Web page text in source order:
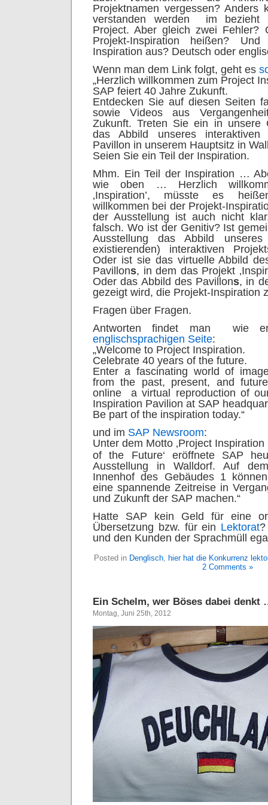
Projektnamen vergessen? Anders
verstanden werden
im
Project. Aber gleich zwei
Projekt-Inspiration heißen?
Inspiration aus? Deutsch oder
Wenn man dem Link folgt, geht es
„Herzlich willkommen zum Project
SAP feiert 40 Jahre Zukunft.
Entdecken Sie auf diesen Seiten
sowie Videos aus
Zukunft. Treten Sie ein in unsere
das Abbild unseres interaktiven
Pavillon in unserem Hauptsitz in
Seien Sie ein Teil der Inspiration.
Mhm. Ein Teil der Inspiration …
wie oben … Herzlich
‚Inspiration’, müsste es
willkommen bei der Projekt-
der Ausstellung ist auch nicht
falsch. Wo ist der Genitiv? Ist
Ausstellung das Abbild
existierenden) interaktiven Projekt
Oder ist sie das virtuelle Abbild
Pavillons, in dem das Projekt
Oder das Abbild des Pavillons, in
gezeigt wird, die Projekt-Inspiration
Fragen über Fragen.
Antworten findet man  wie
englischsprachigen Seite:
„Welcome to Project Inspiration.
Celebrate 40 years of the future.
Enter a fascinating world of
from the past, present, and
online  a virtual reproduction of
Inspiration Pavilion at SAP
Be part of the inspiration today.“
und im SAP Newsroom:
Unter dem Motto ‚Project Inspiration
of the Future‘ eröffnete SAP
Ausstellung in Walldorf. Auf
Innenhof des Gebäudes 1
eine spannende Zeitreise in
und Zukunft der SAP machen.“
Hatte SAP kein Geld für eine
Übersetzung bzw. für ein Lektorat
und den Kunden der Sprachmüll
Posted in Denglisch, hier hat die Konkurrenz
2 Comments »
Ein Schelm, wer Böses dabei denkt
Montag, Juni 25th, 2012